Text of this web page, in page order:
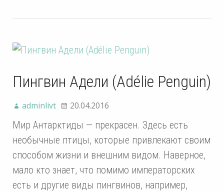
Пингвин Адели (Adélie Penguin)
adminlivt 20.04.2016
Мир Антарктиды — прекрасен. Здесь есть
необычные птицы, которые привлекают своим
способом жизни и внешним видом. Наверное,
мало кто знает, что помимо императорских
есть и другие виды пингвинов, например,